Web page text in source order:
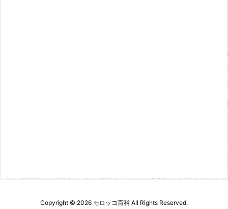
Copyright © 2026 モロッコ百科 All Rights Reserved.